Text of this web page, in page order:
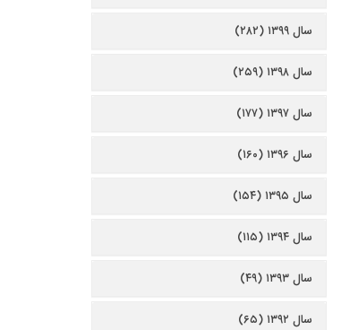
سال ۱۳۹۹ (۲۸۲)
سال ۱۳۹۸ (۲۵۹)
سال ۱۳۹۷ (۱۷۷)
سال ۱۳۹۶ (۱۶۰)
سال ۱۳۹۵ (۱۵۴)
سال ۱۳۹۴ (۱۱۵)
سال ۱۳۹۳ (۴۹)
سال ۱۳۹۲ (۶۵)